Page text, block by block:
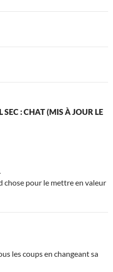
SEC : CHAT (MIS À JOUR LE
chose pour le mettre en valeur
les coups en changeant sa